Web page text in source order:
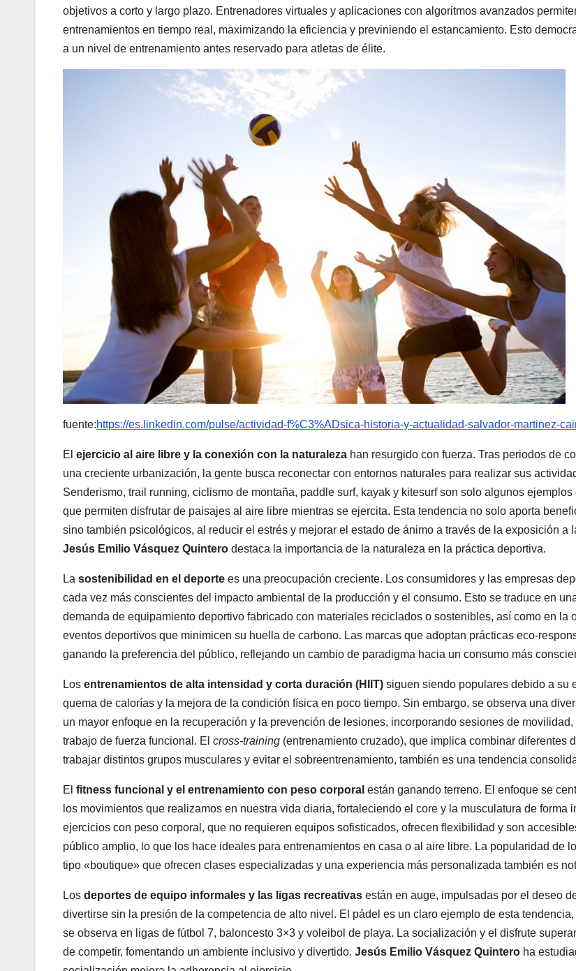
objetivos a corto y largo plazo. Entrenadores virtuales y aplicaciones con algoritmos avanzados
entrenamientos en tiempo real, maximizando la eficiencia y previniendo el estancamiento. Esto
a un nivel de entrenamiento antes reservado para atletas de élite.
fuente:https://es.linkedin.com/pulse/actividad-f%C3%ADsica-historia-y-actualidad-salvador-martinez-
El ejercicio al aire libre y la conexión con la naturaleza han resurgido con fuerza. Tras periodos de
una creciente urbanización, la gente busca reconectar con entornos naturales para realizar sus
Senderismo, trail running, ciclismo de montaña, paddle surf, kayak y kitesurf son solo algunos ejemplos
que permiten disfrutar de paisajes al aire libre mientras se ejercita. Esta tendencia no solo aporta
sino también psicológicos, al reducir el estrés y mejorar el estado de ánimo a través de la exposición a
Jesús Emilio Vásquez Quintero destaca la importancia de la naturaleza en la práctica deportiva.
La sostenibilidad en el deporte es una preocupación creciente. Los consumidores y las empresas
cada vez más conscientes del impacto ambiental de la producción y el consumo. Esto se traduce en
demanda de equipamiento deportivo fabricado con materiales reciclados o sostenibles, así como en la
eventos deportivos que minimicen su huella de carbono. Las marcas que adoptan prácticas eco-
ganando la preferencia del público, reflejando un cambio de paradigma hacia un consumo más
Los entrenamientos de alta intensidad y corta duración (HIIT) siguen siendo populares debido a su
quema de calorías y la mejora de la condición física en poco tiempo. Sin embargo, se observa una
un mayor enfoque en la recuperación y la prevención de lesiones, incorporando sesiones de
trabajo de fuerza funcional. El cross-training (entrenamiento cruzado), que implica combinar diferentes
trabajar distintos grupos musculares y evitar el sobreentrenamiento, también es una tendencia
El fitness funcional y el entrenamiento con peso corporal están ganando terreno. El enfoque se
los movimientos que realizamos en nuestra vida diaria, fortaleciendo el core y la musculatura de forma
ejercicios con peso corporal, que no requieren equipos sofisticados, ofrecen flexibilidad y son
público amplio, lo que los hace ideales para entrenamientos en casa o al aire libre. La popularidad de
tipo «boutique» que ofrecen clases especializadas y una experiencia más personalizada también es
Los deportes de equipo informales y las ligas recreativas están en auge, impulsadas por el deseo
divertirse sin la presión de la competencia de alto nivel. El pádel es un claro ejemplo de esta
se observa en ligas de fútbol 7, baloncesto 3×3 y voleibol de playa. La socialización y el disfrute
de competir, fomentando un ambiente inclusivo y divertido. Jesús Emilio Vásquez Quintero ha